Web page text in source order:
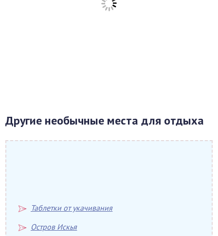
Другие необычные места для отдыха
Таблетки от укачивания
Остров Искья